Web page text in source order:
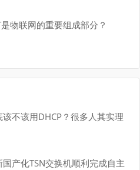
物联网的重要组成部分？
不该用DHCP？很多人其实理
产化TSN交换机顺利完成自主